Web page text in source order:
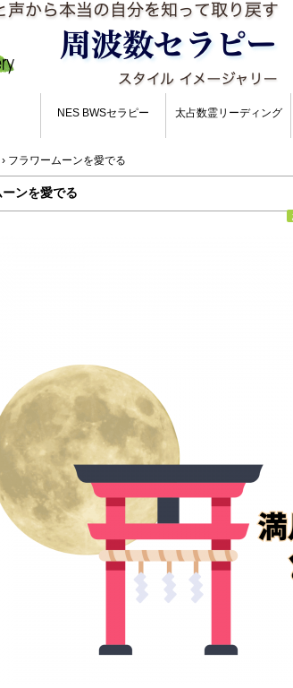
NES BWSセラピー 太占数霊リーディング
› フラワームーンを愛でる
ンを愛でる